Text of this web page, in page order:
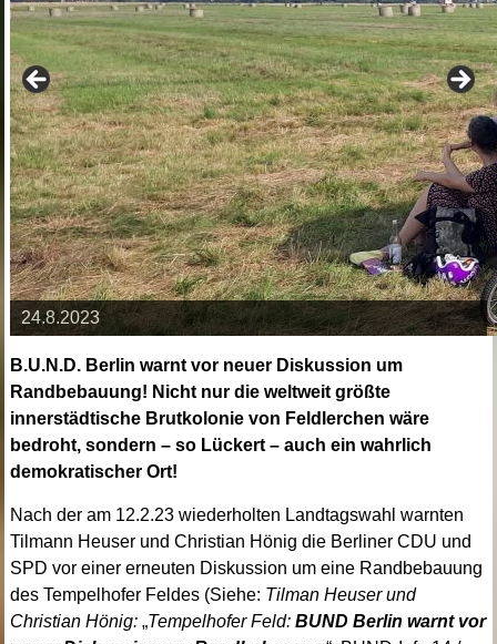
24.8.2023
B.U.N.D. Berlin warnt vor neuer Diskussion um
Randbebauung! Nicht nur die weltweit größte
innerstädtische Brutkolonie von Feldlerchen wäre
bedroht, sondern – so Lückert – auch ein wahrlich
demokratischer Ort!
Nach der am 12.2.23 wiederholten Landtagswahl warnten
Tilmann Heuser und Christian Hönig die Berliner CDU und
SPD vor einer erneuten Diskussion um eine Randbebauung
des Tempelhofer Feldes (Siehe: Tilman Heuser und
Christian Hönig: „Tempelhofer Feld: BUND Berlin warnt vor